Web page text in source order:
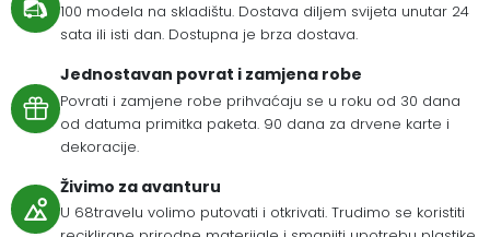
100 modela na skladištu. Dostava diljem svijeta unutar 24
sata ili isti dan. Dostupna je brza dostava.
Jednostavan povrat i zamjena robe
Povrati i zamjene robe prihvaćaju se u roku od 30 dana
od datuma primitka paketa. 90 dana za drvene karte i
dekoracije.
Živimo za avanturu
U 68travelu volimo putovati i otkrivati. Trudimo se koristiti